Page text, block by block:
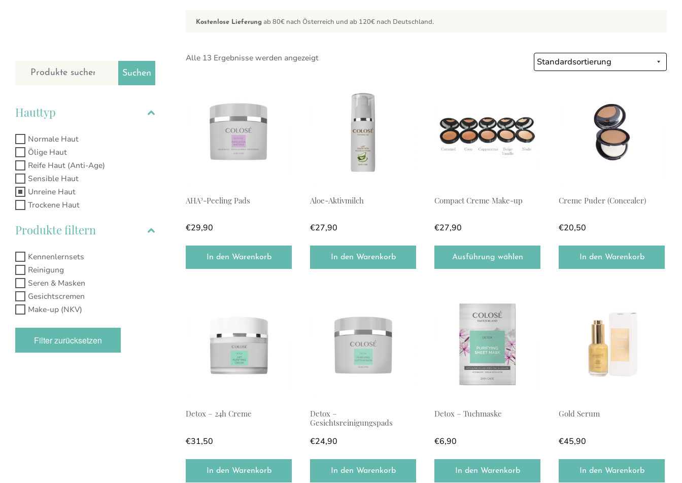
Suchen nach:
Suchen
Hauttyp
Normale Haut
Ölige Haut
Reife Haut (Anti-Age)
Sensible Haut
Unreine Haut
Trockene Haut
Produkte filtern
Kennenlernsets
Reinigung
Seren & Masken
Gesichtscremen
Make-up (NKV)
Filter zurücksetzen
Kostenlose Lieferung ab 80€ nach Österreich und ab 120€ nach Deutschland.
Alle 13 Ergebnisse werden angezeigt
AHA³-Peeling Pads
€29,90
In den Warenkorb
Aloe-Aktivmilch
€27,90
In den Warenkorb
Compact Creme Make-up
€27,90
Ausführung wählen
Creme Puder (Concealer)
€20,50
In den Warenkorb
Detox – 24h Creme
€31,50
In den Warenkorb
Detox –
Gesichtsreinigungspads
€24,90
In den Warenkorb
Detox – Tuchmaske
€6,90
In den Warenkorb
Gold Serum
€45,90
In den Warenkorb